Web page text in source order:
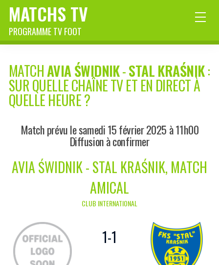
MATCHS TV
PROGRAMME TV FOOT
MATCHAVIA ŚWIDNIK-STAL KRAŚNIK:
SUR QUELLE CHAÎNE TV ET EN DIRECT À
QUELLE HEURE ?
Match prévu le samedi 15 février 2025 à 11h00
Diffusion à confirmer
AVIA ŚWIDNIK - STAL KRAŚNIK, MATCH
AMICAL
CLUB INTERNATIONAL
1-1